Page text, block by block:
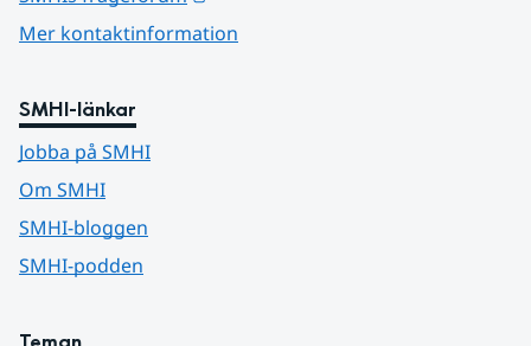
Mer kontaktinformation
SMHI-länkar
Jobba på SMHI
Om SMHI
SMHI-bloggen
SMHI-podden